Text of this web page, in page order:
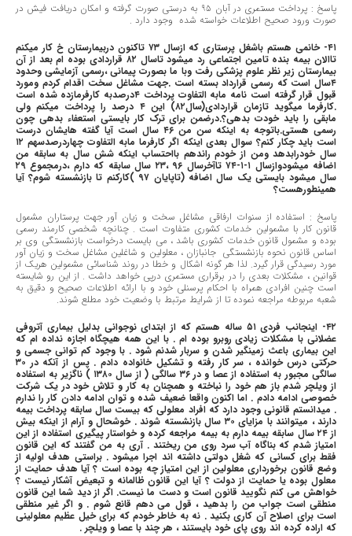
پاسخ : پرداخت مستمری در آبان ٩٥ به درستی صورت گرفته و امکان دریافت فیش در
صورت ورود صحیح اطلاعات خواسته شده وجود دارد .
٤١- خانمی هستم باشغل پرستاری که ازسال ٧٣ تاکنون دربیمارستان خ کار میکنم
تاالان بیمه بنده تامین اجتماعی رد میشود تاسال ٨٢ قراردادی بوده ام بعد از آن
بیمارستان زیر نظر علوم پزشکی رفت وبا ما بصورت پیمانی ،رسمی آزمایشی وحدود
٤سال است که رسمی قرارداد بسته است .جهت مشاغل سخت اقدام کردم ومورد
قبول قرار گرفته است نامه مابه التفاوت پرداخت ٤درصدبه کارفرمازده شده است
.کارفرما میگوید تازمان قراردادی(سال٨٢) این ٤ درصد را پرداخت میکنم ولی
مابقی را باید خودت بدهی؟.درضمن برای ترک کار بایستی استعفاء بدهی چون
رسمی هستی.باتوجه به اینکه سن من ٤٦ سال است آیا گفته هایشان درست
است باید چکار کنم؟ سوال بعدی اینکه اگر کارفرما مابه التفاوت چهاردرصدسهم ١٢
سال خودرابدهد ومن از خودم راندهم بااحتساب اینکه شش سال به سابقه من
اضافه میشودوازسال ١-١-٧٤ تاآخرسال ٩٦ ،٢٣ سال سابقه که دارم ،درمجموع ٢٩
سال میشود بایستی یک سال اضافه (تاپایان ٩٧ )کارکنم تا بازنشسته شوم؟ آیا
همینطورهست؟
پاسخ : استفاده از سنوات ارفاقی مشاغل سخت و زیان آور جهت پرستاران مشمول
قانون کار با مشمولین خدمات کشوری متفاوت است . چنانچه شخصی کارمند رسمی
بوده و مشمول قانون خدمات کشوری باشد ، می بایست درخواست بازنشستگی وی بر
اساس قانون نحوه بازنشستگی جانبازان ، معلولین و شاغلین مشاغل سخت و زیان آور
مورد رسیدگی قرار گیرد. لذا هر گونه اشکال و خطا در روند شناسائی مشمولین هریک از
قوانین ، مشکلات بعدی را در برقراری مستمری درپی خواهد داشت . از این رو شایسته
است چنین افرادی همراه با احکام پرسنلی خود و با ارائه اطلاعات صحیح و دقیق به
شعبه مربوطه مراجعه نموده تا از شرایط مرتبط با وضعیت خود مطلع شوند.
٤٢- اینجانب فردی ٥١ ساله هستم که از ابتدای نوجوانی بدلیل بیماری آتروفی
عضلانی با مشکلات زیادی روبرو بوده ام . با این همه هیچگاه اجازه نداده ام که
این بیماری باعث زمینگیر شدن و سربار شدنم شود . با وجود کم توانی جسمی و
حرکتی درس خوانده ، سر کار رفته و تشکیل خانواده دادم . پس از آنکه در ٣٠
سالگی مجبور به استفاده از عصا و در ٣٦ سالگی ( از سال ١٣٨٠ ) ناگزیر به استفاده
از ویلچر شدم باز هم خود را نباخته و همچنان به کار و تلاش خود در یک شرکت
خصوصی ادامه دادم . اما اکنون واقعا ضعیف شده و توان ادامه دادن کار را ندارم
. میدانستم قانونی وجود دارد که افراد معلولی که بیست سال سابقه پرداخت بیمه
دارند ، میتوانند با مزایای ٣٠ سال بازنشسته شوند . خوشحال و آرام از اینکه بیش
از ٢٤ سال سابقه بیمه دارم به بیمه مراجعه کرده و خواستار پیگیری استفاده از این
امتیاز شدم که بناگاه آب سرد روی من ریختند . آری به من گفتند که این قانون
فقط برای کسانی که شغل دولتی داشته اند اجرا میشود . براستی هدف اولیه از
وضع قانون برخورداری معلولین از این امتیاز چه بوده است ؟ آیا هدف حمایت از
معلول بوده یا حمایت از دولت ؟ آیا این قانون ظالمانه و تبعیض آشکار نیست ؟
خواهش می کنم نگویید قانون است و دست ما نیست. اگر از دید شما این قانون
منطقی است جواب من را بدهید ، قول می دهم قانع شوم . و اگر غیر منطقی
است برای اصلاح آن کاری بکنید . نه به خاطر خودم که برای خیل عظیم معلولینی
که اراده کرده اند روی پای خود بایستند ، هر چند با عصا و ویلچر .